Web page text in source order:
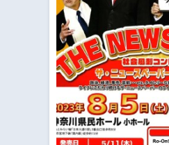
・ イベント一覧
・ イベントカレンダー
休館中の県民ホールについて
・ 施設概要
・ パイプオルガン
・ 神奈川県民ホールの取り組み
神奈川県立県民ホールSNS
​​​​​​​​​​​​​神奈川県立県民ホール
ギャラリーSNS